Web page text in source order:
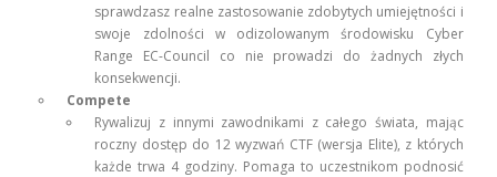
sprawdzasz realne zastosowanie zdobytych umiejętności i
swoje zdolności w odizolowanym środowisku Cyber
Range EC-Council co nie prowadzi do żadnych złych
konsekwencji.
Compete
Rywalizuj z innymi zawodnikami z całego świata, mając
roczny dostęp do 12 wyzwań CTF (wersja Elite), z których
każde trwa 4 godziny. Pomaga to uczestnikom podnosić